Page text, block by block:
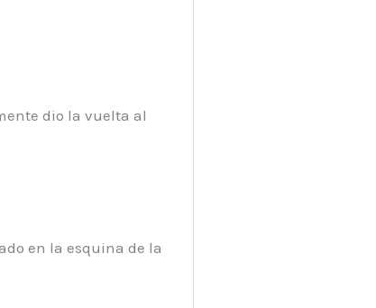
dio la vuelta al
en la esquina de la